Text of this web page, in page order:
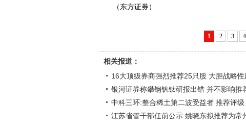
（东方证券）
1 2 3 4
相关报道：
16大顶级券商强烈推荐25只股 大胆战略性
银河证券称攀钢钒钛研报出错 并不影响推
中科三环:整合稀土第二波受益者 推荐评级
江苏省管干部任前公示 姚晓东拟推荐为常